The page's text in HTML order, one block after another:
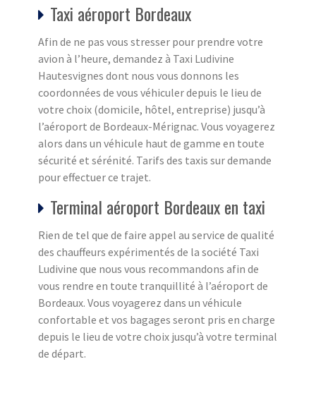
Taxi aéroport Bordeaux
Afin de ne pas vous stresser pour prendre votre
avion à l’heure, demandez à Taxi Ludivine
Hautesvignes dont nous vous donnons les
coordonnées de vous véhiculer depuis le lieu de
votre choix (domicile, hôtel, entreprise) jusqu’à
l’aéroport de Bordeaux-Mérignac. Vous voyagerez
alors dans un véhicule haut de gamme en toute
sécurité et sérénité. Tarifs des taxis sur demande
pour effectuer ce trajet.
Terminal aéroport Bordeaux en taxi
Rien de tel que de faire appel au service de qualité
des chauffeurs expérimentés de la société Taxi
Ludivine que nous vous recommandons afin de
vous rendre en toute tranquillité à l’aéroport de
Bordeaux. Vous voyagerez dans un véhicule
confortable et vos bagages seront pris en charge
depuis le lieu de votre choix jusqu’à votre terminal
de départ.